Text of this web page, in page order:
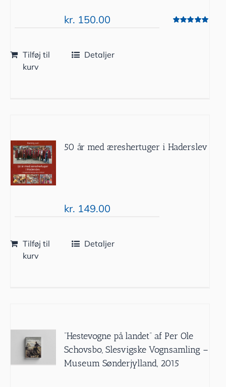
kr. 150.00
Tilføj til
kurv
Detaljer
50 år med æreshertuger i Haderslev
kr. 149.00
Tilføj til
kurv
Detaljer
”Hestevogne på landet” af Per Ole
Schovsbo, Slesvigske Vognsamling –
Museum Sønderjylland, 2015